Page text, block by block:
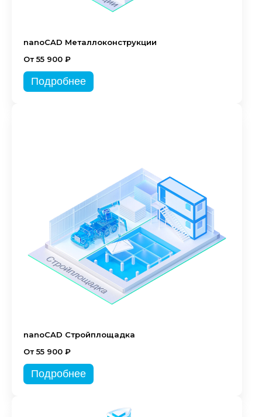
nanoCAD Металлоконструкции
От 55 900 ₽
Подробнее
nanoCAD Стройплощадка
От 55 900 ₽
Подробнее